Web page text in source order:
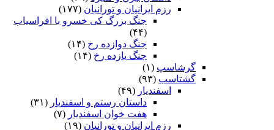
رزم ایرانیان و تورانیان (۱۷۷)
جنگ بزرگ کی خسرو با افراسیاب
(۴۴)
جنگ دوازده رخ (۱۴)
جنگ یازده رخ (۱۴)
گرشاسپ (۱)
گشتاسب (۹۳)
اسفندیار (۴۹)
داستان رستم و اسفندیار (۳۱)
هفت خوان اسفندیار (۷)
رزم ایرانیان و تورانیان (۱۹)